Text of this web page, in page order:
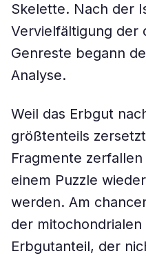
Skelette. Nach der
Vervielfältigung der
Genreste begann
Analyse.
Weil das Erbgut
größtenteils
Fragmente
einem Puzzle
werden. Am
der mitochondrialen
Erbgutanteil, der